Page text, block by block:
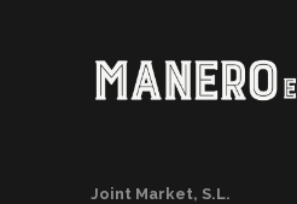
Joint Market, S.L.